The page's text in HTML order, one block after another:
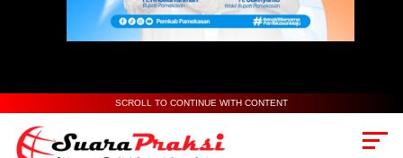
SCROLL TO CONTINUE WITH CONTENT